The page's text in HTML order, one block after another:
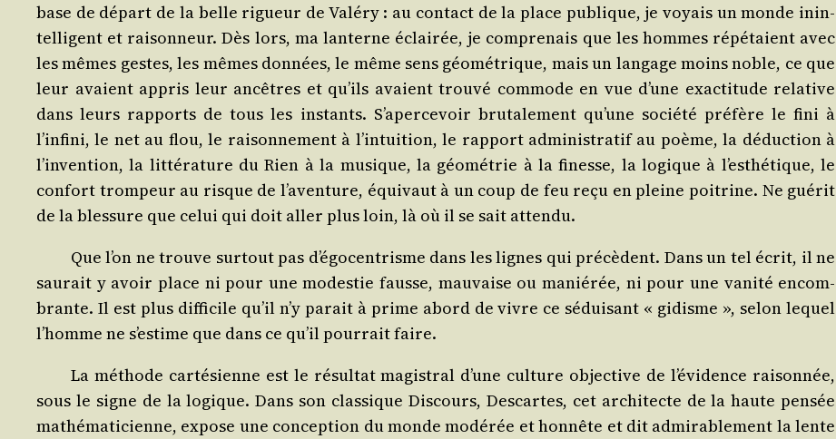
base de départ de la belle rigueur de Valé­ry : au contact de la place publique, je voyais un monde inin­
tel­li­gent et rai­son­neur. Dès lors, ma lan­terne éclai­rée, je com­pre­nais que les hommes répé­taient avec
les mêmes gestes, les mêmes don­nées, le même sens géo­mé­trique, mais un lan­gage moins noble, ce que
leur avaient appris leur ancêtres et qu’ils avaient trou­vé com­mode en vue d’une exac­ti­tude rela­tive
dans leurs rap­ports de tous les ins­tants. S’apercevoir bru­ta­le­ment qu’une socié­té pré­fère le fini à
l’infini, le net au flou, le rai­son­ne­ment à l’intuition, le rap­port admi­nis­tra­tif au poème, la déduc­tion à
l’invention, la lit­té­ra­ture du Rien à la musique, la géo­mé­trie à la finesse, la logique à l’esthétique, le
confort trom­peur au risque de l’aventure, équi­vaut à un coup de feu reçu en pleine poi­trine. Ne gué­rit
de la bles­sure que celui qui doit aller plus loin, là où il se sait attendu.
Que l’on ne trouve sur­tout pas d’égocentrisme dans les lignes qui pré­cèdent. Dans un tel écrit, il ne
sau­rait y avoir place ni pour une modes­tie fausse, mau­vaise ou manié­rée, ni pour une vani­té encom­
brante. Il est plus dif­fi­cile qu’il n’y parait à prime abord de vivre ce sédui­sant « gidisme », selon lequel
l’homme ne s’estime que dans ce qu’il pour­rait faire.
La méthode car­té­sienne est le résul­tat magis­tral d’une culture objec­tive de l’évidence rai­son­née,
sous le signe de la logique. Dans son clas­sique Dis­cours, Des­cartes, cet archi­tecte de la haute pen­sée
mathé­ma­ti­cienne, expose une concep­tion du monde modé­rée et hon­nête et dit admi­ra­ble­ment la lente